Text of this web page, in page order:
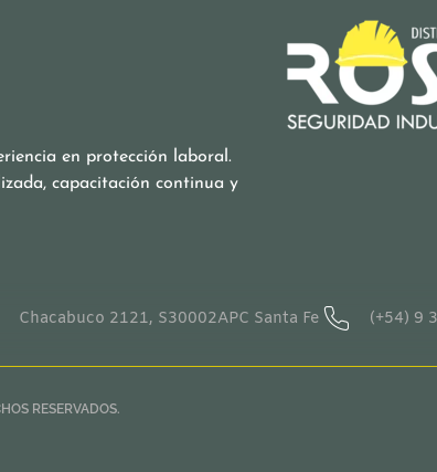
en protección laboral.
capacitación continua y
Chacabuco 2121, S30002APC Santa Fe (+54) 9
RESERVADOS.